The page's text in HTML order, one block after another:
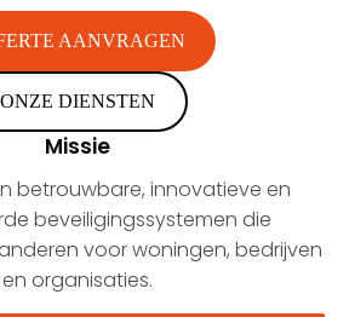
AANVRAGEN
ONZE DIENSTEN
Missie
betrouwbare, innovatieve en
beveiligingssystemen die
voor woningen, bedrijven
en organisaties.